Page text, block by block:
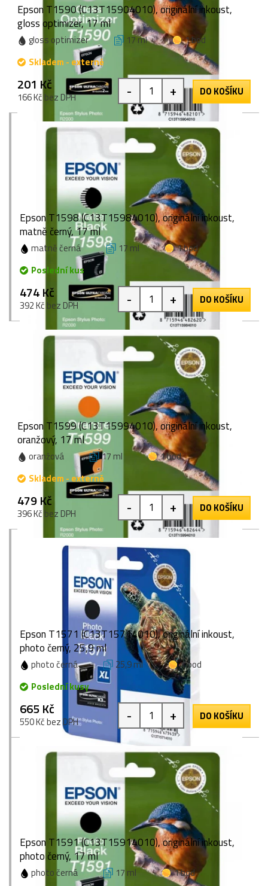
Epson T1590 (C13T15904010), originální inkoust,
gloss optimizer, 17 ml
gloss optimizer 17 ml
1 bod
Skladem - externě
201 Kč
166 Kč bez DPH - + DO KOŠÍKU
Epson T1598 (C13T15984010), originální inkoust,
matně černý, 17 ml
matně černá 17 ml
1 bod
Poslední kus
474 Kč
392 Kč bez DPH - + DO KOŠÍKU
Epson T1599 (C13T15994010), originální inkoust,
oranžový, 17 ml
oranžová 17 ml
1 bod
Skladem - externě
479 Kč
396 Kč bez DPH - + DO KOŠÍKU
Epson T1571 (C13T15714010), originální inkoust,
photo černý, 25,9 ml
photo černá 25,9 ml
1 bod
Poslední kusy
665 Kč
550 Kč bez DPH - + DO KOŠÍKU
Epson T1591 (C13T15914010), originální inkoust,
photo černý, 17 ml
photo černá 17 ml 1 bod